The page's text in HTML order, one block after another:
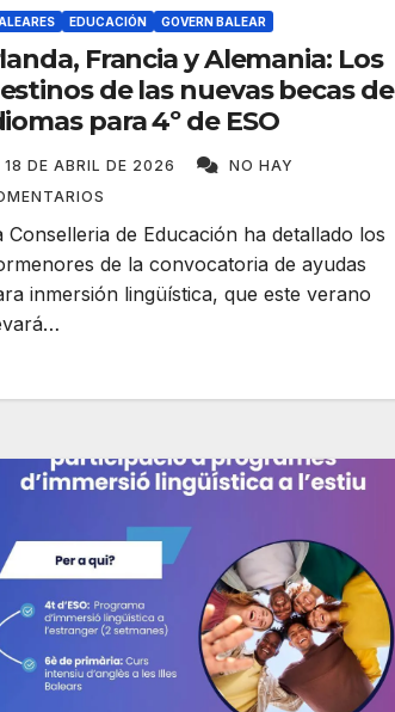
EDUCACIÓN GOVERN BALEAR
Francia y Alemania: Los
de las nuevas becas de
para 4º de ESO
18 DE ABRIL DE 2026
NO HAY
Conselleria de Educación ha detallado los
de la convocatoria de ayudas
inmersión lingüística, que este verano